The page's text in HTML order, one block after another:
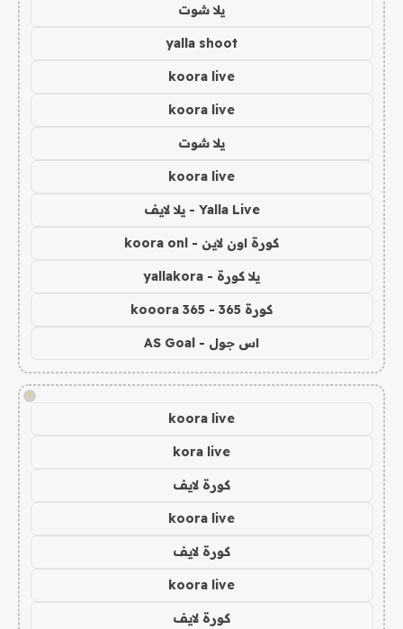
يلا شوت
yalla shoot
koora live
koora live
يلا شوت
koora live
Yalla Live - يلا لايف
كورة اون لاين - koora onl
يلا كورة - yallakora
كورة 365 - kooora 365
اس جول - AS Goal
!
koora live
kora live
كورة لايف
koora live
كورة لايف
koora live
كورة لايف